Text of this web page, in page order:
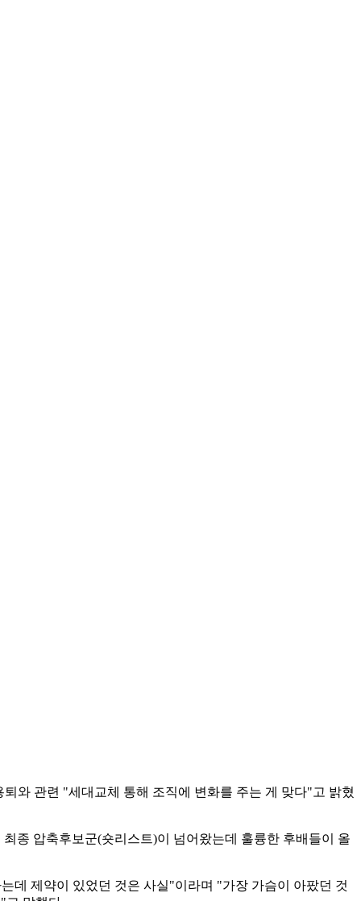
와 관련 "세대교체 통해 조직에 변화를 주는 게 맞다"고 밝혔
종 압축후보군(숏리스트)이 넘어왔는데 훌륭한 후배들이 올
데 제약이 있었던 것은 사실"이라며 "가장 가슴이 아팠던 것